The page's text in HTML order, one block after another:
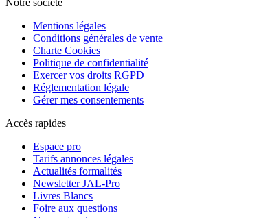
Mentions légales
Conditions générales de vente
Charte Cookies
Politique de confidentialité
Exercer vos droits RGPD
Réglementation légale
Gérer mes consentements
Accès rapides
Espace pro
Tarifs annonces légales
Actualités formalités
Newsletter JAL-Pro
Livres Blancs
Foire aux questions